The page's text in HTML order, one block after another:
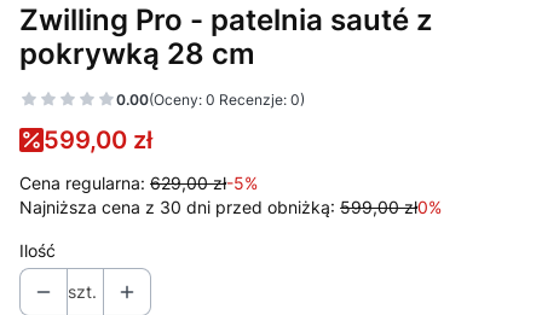
Zwilling Pro - patelnia sauté z
pokrywką 28 cm
0.00(Oceny: 0 Recenzje: 0)
599,00 zł
Cena regularna: 629,00 zł-5%
Najniższa cena z 30 dni przed obniżką: 599,00 zł0%
Ilość
szt.